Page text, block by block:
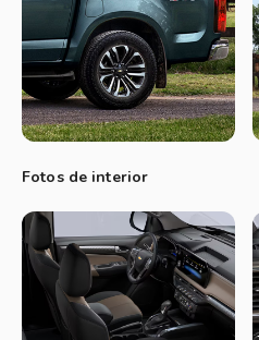
sistemas de seguridad,
Con 5 años de garantía, es una
en todos los caminos.
Fotos de interior